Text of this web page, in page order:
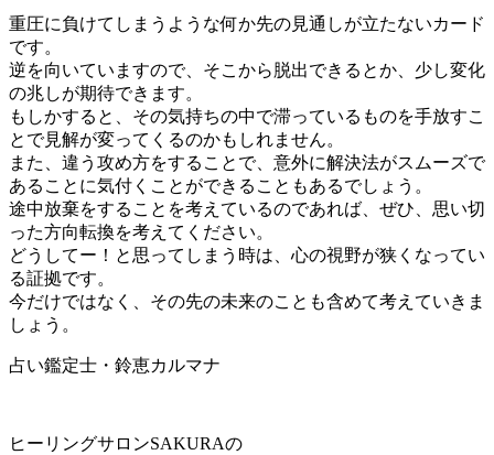
重圧に負けてしまうような何か先の見通しが立たないカード
です。
逆を向いていますので、そこから脱出できるとか、少し変化
の兆しが期待できます。
もしかすると、その気持ちの中で滞っているものを手放すこ
とで見解が変ってくるのかもしれません。
また、違う攻め方をすることで、意外に解決法がスムーズで
あることに気付くことができることもあるでしょう。
途中放棄をすることを考えているのであれば、ぜひ、思い切
った方向転換を考えてください。
どうしてー！と思ってしまう時は、心の視野が狭くなってい
る証拠です。
今だけではなく、その先の未来のことも含めて考えていきま
しょう。
占い鑑定士・鈴恵カルマナ
ヒーリングサロンSAKURAの